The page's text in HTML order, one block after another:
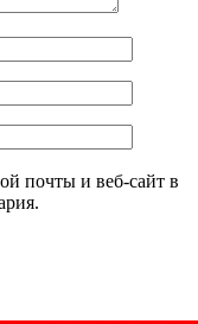
почты и веб-сайт в